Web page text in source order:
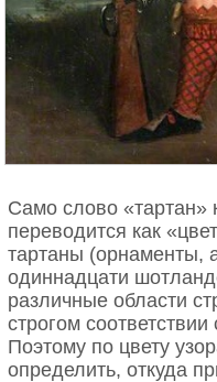
Само слово «тартан»
переводится как
тартаны (орнаменты,
одиннадцати
различные области
строгом
Поэтому по цвету
определить, откуда